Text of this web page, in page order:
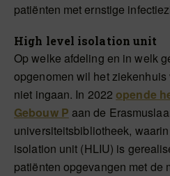
patiënten met ernstige
High level isolation unit
Op welke afdeling en in welk
opgenomen wil het
niet ingaan. In 2022opende
Gebouw P aan de
universiteitsbibliotheek,
isolation unit (HLIU) is
patiënten opgevangen met de